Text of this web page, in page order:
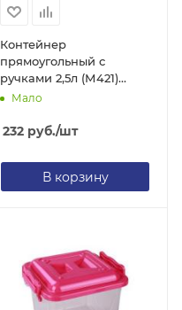
Контейнер
прямоугольный с
ручками 2,5л (М421)
Альтернатива
Мало
232 руб./шт
В корзину